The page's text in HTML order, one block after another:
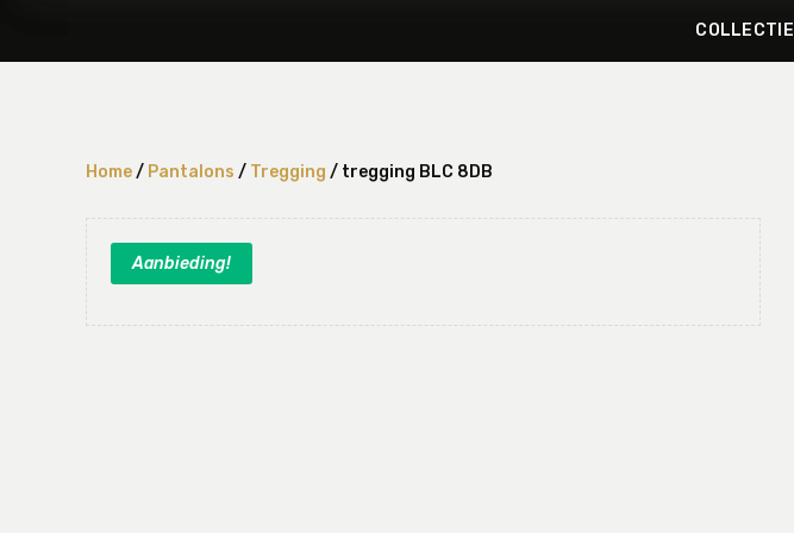
COLLECTIE
Home/ Pantalons / Tregging / tregging BLC 8DB
Aanbieding!